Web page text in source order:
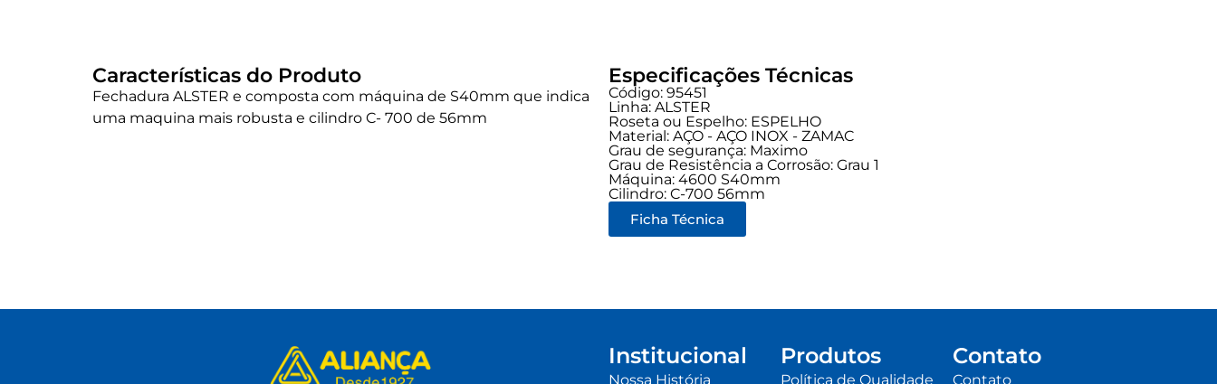
Características do Produto
Fechadura ALSTER e composta com máquina de S40mm que indica
uma maquina mais robusta e cilindro C- 700 de 56mm
Especificações Técnicas
Código: 95451
Linha: ALSTER
Roseta ou Espelho: ESPELHO
Material: AÇO - AÇO INOX - ZAMAC
Grau de segurança: Maximo
Grau de Resistência a Corrosão: Grau 1
Máquina: 4600 S40mm
Cilindro: C-700 56mm
Ficha Técnica
Institucional
Nossa História
Produtos
Política de Qualidade
Contato
Contato